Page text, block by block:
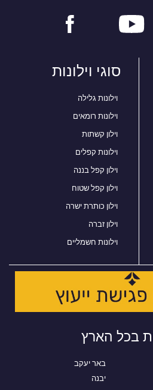
סוגי וילונות
וילונות גלילה
וילונות רומאים
וילון קשתות
וילונות קפלים
וילון קפל בננה
וילון קפל שטוח
וילון כותרת ישרה
וילון זברה
וילונות חשמליים
בכל הארץ
באר יעקב
יבנה